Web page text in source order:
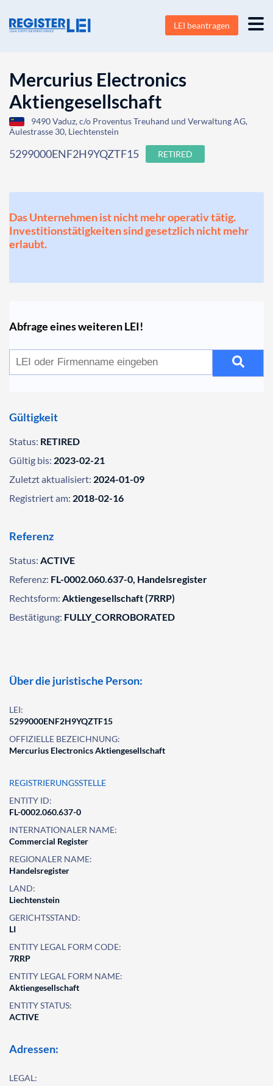
LEI beantragen
Mercurius Electronics
Aktiengesellschaft
9490 Vaduz, c/o Proventus Treuhand und Verwaltung AG,
Äulestrasse 30, Liechtenstein
5299000ENF2H9YQZTF15 RETIRED
Das Unternehmen ist nicht mehr operativ tätig.
Investitionstätigkeiten sind gesetzlich nicht mehr
erlaubt.
Abfrage eines weiteren LEI!
Gültigkeit
Status: RETIRED
Gültig bis: 2023-02-21
Zuletzt aktualisiert: 2024-01-09
Registriert am: 2018-02-16
Referenz
Status: ACTIVE
Referenz: FL-0002.060.637-0, Handelsregister
Rechtsform: Aktiengesellschaft (7RRP)
Bestätigung: FULLY_CORROBORATED
Über die juristische Person:
LEI:
5299000ENF2H9YQZTF15
OFFIZIELLE BEZEICHNUNG:
Mercurius Electronics Aktiengesellschaft
REGISTRIERUNGSSTELLE
ENTITY ID:
FL-0002.060.637-0
INTERNATIONALER NAME:
Commercial Register
REGIONALER NAME:
Handelsregister
LAND:
Liechtenstein
GERICHTSSTAND:
LI
ENTITY LEGAL FORM CODE:
7RRP
ENTITY LEGAL FORM NAME:
Aktiengesellschaft
ENTITY STATUS:
ACTIVE
Adressen:
LEGAL: